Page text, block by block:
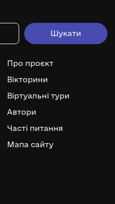
Про проєкт
Вікторини
Віртуальні тури
Автори
Часті питання
Мапа сайту